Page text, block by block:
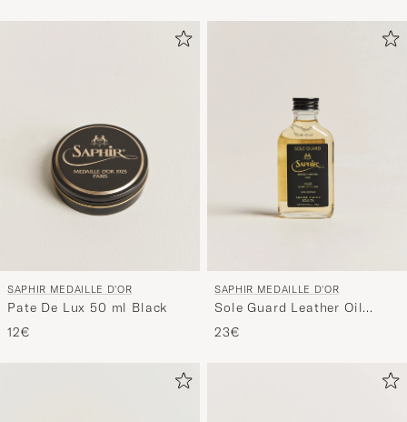
SAPHIR MEDAILLE D'OR
Pate De Lux 50 ml Black
12€
SAPHIR MEDAILLE D'OR
Sole Guard Leather Oil
Neutral
23€